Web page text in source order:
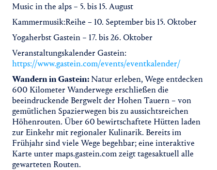
Music in the alps – 5. bis 15. August
Kammermusik:Reihe – 10. September bis 15. Oktober
Yogaherbst Gastein – 17. bis 26. Oktober
Veranstaltungskalender Gastein:
https://www.gastein.com/events/eventkalender/
Wandern in Gastein: Natur erleben, Wege entdecken
600 Kilometer Wanderwege erschließen die
beeindruckende Bergwelt der Hohen Tauern – von
gemütlichen Spazierwegen bis zu aussichtsreichen
Höhenrouten. Über 60 bewirtschaftete Hütten laden
zur Einkehr mit regionaler Kulinarik. Bereits im
Frühjahr sind viele Wege begehbar; eine interaktive
Karte unter maps.gastein.com zeigt tagesaktuell alle
gewarteten Routen.